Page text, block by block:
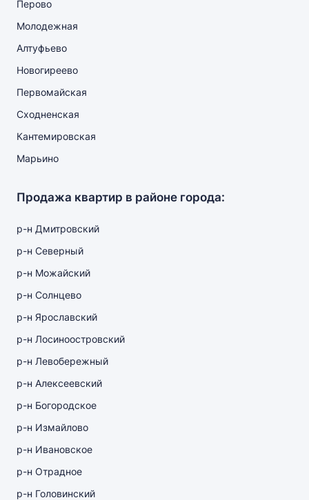
Перово
Молодежная
Алтуфьево
Новогиреево
Первомайская
Сходненская
Кантемировская
Марьино
Продажа квартир в районе города:
р-н Дмитровский
р-н Северный
р-н Можайский
р-н Солнцево
р-н Ярославский
р-н Лосиноостровский
р-н Левобережный
р-н Алексеевский
р-н Богородское
р-н Измайлово
р-н Ивановское
р-н Отрадное
р-н Головинский